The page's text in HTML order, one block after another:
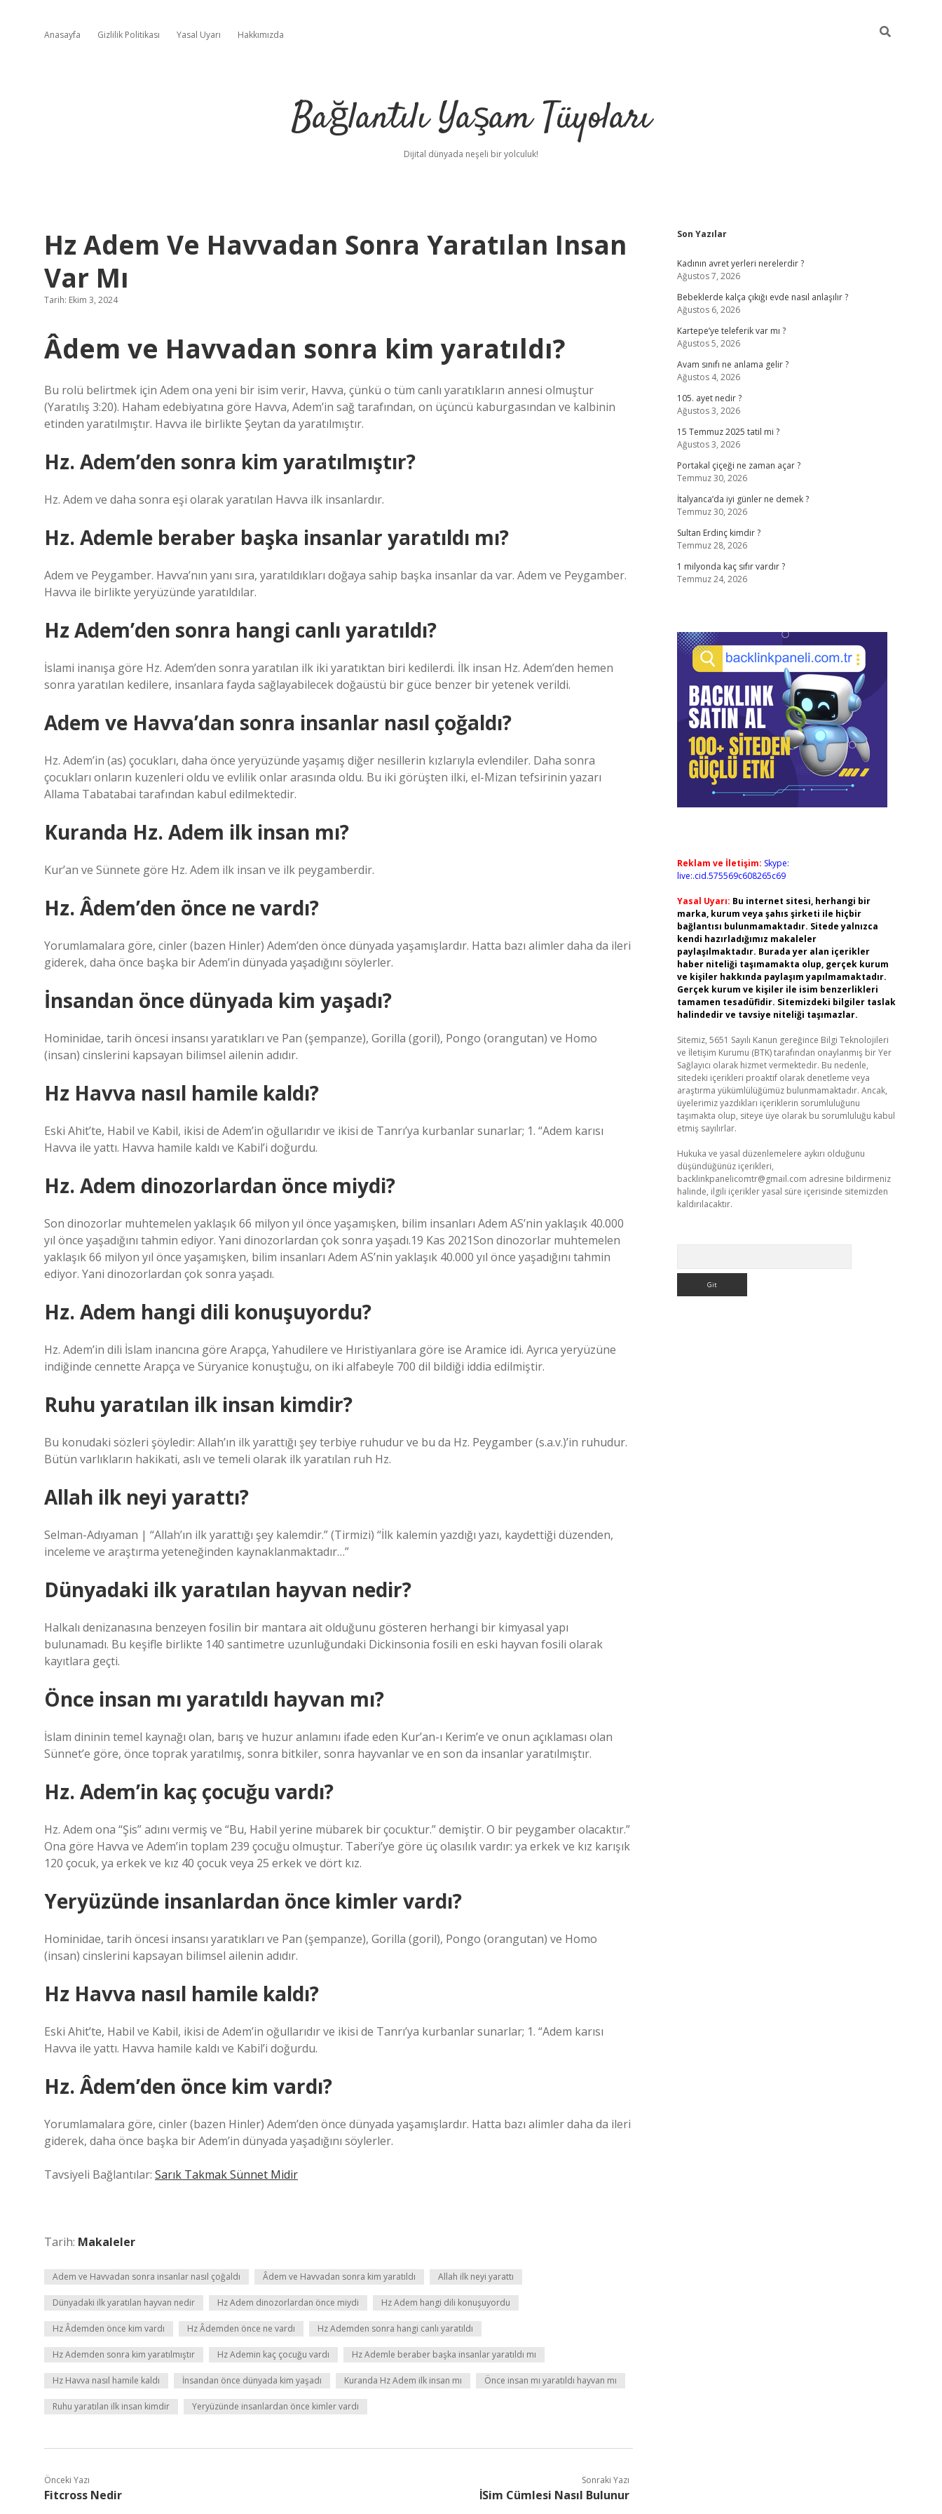
Anasayfa Gizlilik Politikası Yasal Uyarı Hakkımızda
Bağlantılı Yaşam Tüyoları
Dijital dünyada neşeli bir yolculuk!
Hz Adem Ve Havvadan Sonra Yaratılan Insan
Var Mı
Tarih: Ekim 3, 2024
Âdem ve Havvadan sonra kim yaratıldı?
Bu rolü belirtmek için Adem ona yeni bir isim verir, Havva, çünkü o tüm canlı yaratıkların annesi olmuştur
(Yaratılış 3:20). Haham edebiyatına göre Havva, Adem’in sağ tarafından, on üçüncü kaburgasından ve kalbinin
etinden yaratılmıştır. Havva ile birlikte Şeytan da yaratılmıştır.
Hz. Adem’den sonra kim yaratılmıştır?
Hz. Adem ve daha sonra eşi olarak yaratılan Havva ilk insanlardır.
Hz. Ademle beraber başka insanlar yaratıldı mı?
Adem ve Peygamber. Havva’nın yanı sıra, yaratıldıkları doğaya sahip başka insanlar da var. Adem ve Peygamber.
Havva ile birlikte yeryüzünde yaratıldılar.
Hz Adem’den sonra hangi canlı yaratıldı?
İslami inanışa göre Hz. Adem’den sonra yaratılan ilk iki yaratıktan biri kedilerdi. İlk insan Hz. Adem’den hemen
sonra yaratılan kedilere, insanlara fayda sağlayabilecek doğaüstü bir güce benzer bir yetenek verildi.
Adem ve Havva’dan sonra insanlar nasıl çoğaldı?
Hz. Adem’in (as) çocukları, daha önce yeryüzünde yaşamış diğer nesillerin kızlarıyla evlendiler. Daha sonra
çocukları onların kuzenleri oldu ve evlilik onlar arasında oldu. Bu iki görüşten ilki, el-Mizan tefsirinin yazarı
Allama Tabatabai tarafından kabul edilmektedir.
Kuranda Hz. Adem ilk insan mı?
Kur’an ve Sünnete göre Hz. Adem ilk insan ve ilk peygamberdir.
Hz. Âdem’den önce ne vardı?
Yorumlamalara göre, cinler (bazen Hinler) Adem’den önce dünyada yaşamışlardır. Hatta bazı alimler daha da ileri
giderek, daha önce başka bir Adem’in dünyada yaşadığını söylerler.
İnsandan önce dünyada kim yaşadı?
Hominidae, tarih öncesi insansı yaratıkları ve Pan (şempanze), Gorilla (goril), Pongo (orangutan) ve Homo
(insan) cinslerini kapsayan bilimsel ailenin adıdır.
Hz Havva nasıl hamile kaldı?
Eski Ahit’te, Habil ve Kabil, ikisi de Adem’in oğullarıdır ve ikisi de Tanrı’ya kurbanlar sunarlar; 1. “Adem karısı
Havva ile yattı. Havva hamile kaldı ve Kabil’i doğurdu.
Hz. Adem dinozorlardan önce miydi?
Son dinozorlar muhtemelen yaklaşık 66 milyon yıl önce yaşamışken, bilim insanları Adem AS’nin yaklaşık 40.000
yıl önce yaşadığını tahmin ediyor. Yani dinozorlardan çok sonra yaşadı.19 Kas 2021Son dinozorlar muhtemelen
yaklaşık 66 milyon yıl önce yaşamışken, bilim insanları Adem AS’nin yaklaşık 40.000 yıl önce yaşadığını tahmin
ediyor. Yani dinozorlardan çok sonra yaşadı.
Hz. Adem hangi dili konuşuyordu?
Hz. Adem’in dili İslam inancına göre Arapça, Yahudilere ve Hıristiyanlara göre ise Aramice idi. Ayrıca yeryüzüne
indiğinde cennette Arapça ve Süryanice konuştuğu, on iki alfabeyle 700 dil bildiği iddia edilmiştir.
Ruhu yaratılan ilk insan kimdir?
Bu konudaki sözleri şöyledir: Allah’ın ilk yarattığı şey terbiye ruhudur ve bu da Hz. Peygamber (s.a.v.)’in ruhudur.
Bütün varlıkların hakikati, aslı ve temeli olarak ilk yaratılan ruh Hz.
Allah ilk neyi yarattı?
Selman-Adıyaman | “Allah’ın ilk yarattığı şey kalemdir.” (Tirmizi) “İlk kalemin yazdığı yazı, kaydettiği düzenden,
inceleme ve araştırma yeteneğinden kaynaklanmaktadır…”
Dünyadaki ilk yaratılan hayvan nedir?
Halkalı denizanasına benzeyen fosilin bir mantara ait olduğunu gösteren herhangi bir kimyasal yapı
bulunamadı. Bu keşifle birlikte 140 santimetre uzunluğundaki Dickinsonia fosili en eski hayvan fosili olarak
kayıtlara geçti.
Önce insan mı yaratıldı hayvan mı?
İslam dininin temel kaynağı olan, barış ve huzur anlamını ifade eden Kur’an-ı Kerim’e ve onun açıklaması olan
Sünnet’e göre, önce toprak yaratılmış, sonra bitkiler, sonra hayvanlar ve en son da insanlar yaratılmıştır.
Hz. Adem’in kaç çocuğu vardı?
Hz. Adem ona “Şis” adını vermiş ve “Bu, Habil yerine mübarek bir çocuktur.” demiştir. O bir peygamber olacaktır.”
Ona göre Havva ve Adem’in toplam 239 çocuğu olmuştur. Taberi’ye göre üç olasılık vardır: ya erkek ve kız karışık
120 çocuk, ya erkek ve kız 40 çocuk veya 25 erkek ve dört kız.
Yeryüzünde insanlardan önce kimler vardı?
Hominidae, tarih öncesi insansı yaratıkları ve Pan (şempanze), Gorilla (goril), Pongo (orangutan) ve Homo
(insan) cinslerini kapsayan bilimsel ailenin adıdır.
Hz Havva nasıl hamile kaldı?
Eski Ahit’te, Habil ve Kabil, ikisi de Adem’in oğullarıdır ve ikisi de Tanrı’ya kurbanlar sunarlar; 1. “Adem karısı
Havva ile yattı. Havva hamile kaldı ve Kabil’i doğurdu.
Hz. Âdem’den önce kim vardı?
Yorumlamalara göre, cinler (bazen Hinler) Adem’den önce dünyada yaşamışlardır. Hatta bazı alimler daha da ileri
giderek, daha önce başka bir Adem’in dünyada yaşadığını söylerler.
Tavsiyeli Bağlantılar: Sarık Takmak Sünnet Midir
Tarih: Makaleler
Adem ve Havvadan sonra insanlar nasıl çoğaldı Âdem ve Havvadan sonra kim yaratıldı Allah ilk neyi yarattı
Dünyadaki ilk yaratılan hayvan nedir Hz Adem dinozorlardan önce miydi Hz Adem hangi dili konuşuyordu
Hz Âdemden önce kim vardı Hz Âdemden önce ne vardı Hz Ademden sonra hangi canlı yaratıldı
Hz Ademden sonra kim yaratılmıştır Hz Ademin kaç çocuğu vardı Hz Ademle beraber başka insanlar yaratıldı mı
Hz Havva nasıl hamile kaldı İnsandan önce dünyada kim yaşadı Kuranda Hz Adem ilk insan mı Önce insan mı yaratıldı hayvan mı
Ruhu yaratılan ilk insan kimdir Yeryüzünde insanlardan önce kimler vardı
Önceki Yazı
Fitcross Nedir
Sonraki Yazı
İSim Cümlesi Nasıl Bulunur
Sidebar
Son Yazılar
Kadının avret yerleri nerelerdir ?
Ağustos 7, 2026
Bebeklerde kalça çıkığı evde nasıl anlaşılır ?
Ağustos 6, 2026
Kartepe’ye teleferik var mı ?
Ağustos 5, 2026
Avam sınıfı ne anlama gelir ?
Ağustos 4, 2026
105. ayet nedir ?
Ağustos 3, 2026
15 Temmuz 2025 tatil mi ?
Ağustos 3, 2026
Portakal çiçeği ne zaman açar ?
Temmuz 30, 2026
İtalyanca’da iyi günler ne demek ?
Temmuz 30, 2026
Sultan Erdinç kimdir ?
Temmuz 28, 2026
1 milyonda kaç sıfır vardır ?
Temmuz 24, 2026
Reklam ve İletişim: Skype:
live:.cid.575569c608265c69
Yasal Uyarı: Bu internet sitesi, herhangi bir
marka, kurum veya şahıs şirketi ile hiçbir
bağlantısı bulunmamaktadır. Sitede yalnızca
kendi hazırladığımız makaleler
paylaşılmaktadır. Burada yer alan içerikler
haber niteliği taşımamakta olup, gerçek kurum
ve kişiler hakkında paylaşım yapılmamaktadır.
Gerçek kurum ve kişiler ile isim benzerlikleri
tamamen tesadüfidir. Sitemizdeki bilgiler taslak
halindedir ve tavsiye niteliği taşımazlar.
Sitemiz, 5651 Sayılı Kanun gereğince Bilgi Teknolojileri
ve İletişim Kurumu (BTK) tarafından onaylanmış bir Yer
Sağlayıcı olarak hizmet vermektedir. Bu nedenle,
sitedeki içerikleri proaktif olarak denetleme veya
araştırma yükümlülüğümüz bulunmamaktadır. Ancak,
üyelerimiz yazdıkları içeriklerin sorumluluğunu
taşımakta olup, siteye üye olarak bu sorumluluğu kabul
etmiş sayılırlar.
Hukuka ve yasal düzenlemelere aykırı olduğunu
düşündüğünüz içerikleri,
backlinkpanelicomtr@gmail.com adresine bildirmeniz
halinde, ilgili içerikler yasal süre içerisinde sitemizden
kaldırılacaktır.